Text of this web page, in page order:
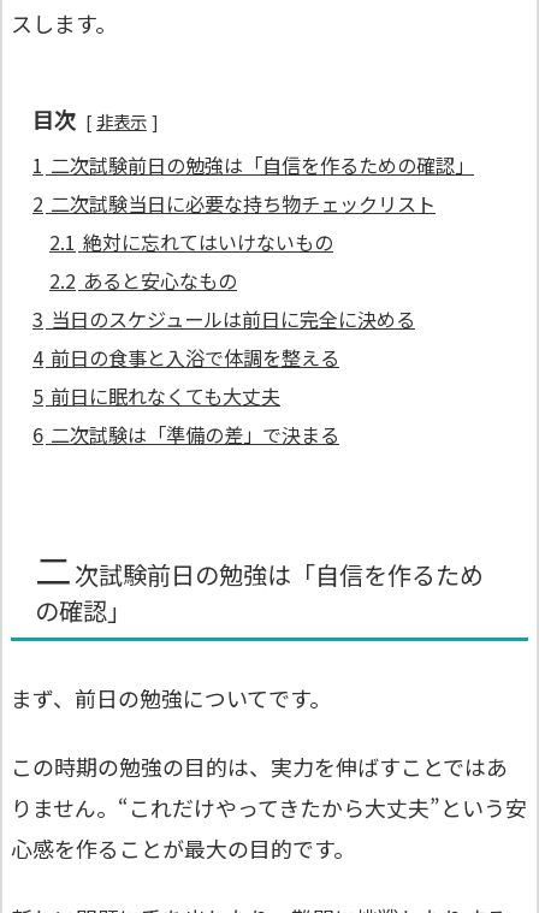
スします。
目次 非表示
1 二次試験前日の勉強は「自信を作るための確認」
2 二次試験当日に必要な持ち物チェックリスト
2.1 絶対に忘れてはいけないもの
2.2 あると安心なもの
3 当日のスケジュールは前日に完全に決める
4 前日の食事と入浴で体調を整える
5 前日に眠れなくても大丈夫
6 二次試験は「準備の差」で決まる
二次試験前日の勉強は「自信を作るため
の確認」
まず、前日の勉強についてです。
この時期の勉強の目的は、実力を伸ばすことではあ
りません。“これだけやってきたから大丈夫”という安
心感を作ることが最大の目的です。